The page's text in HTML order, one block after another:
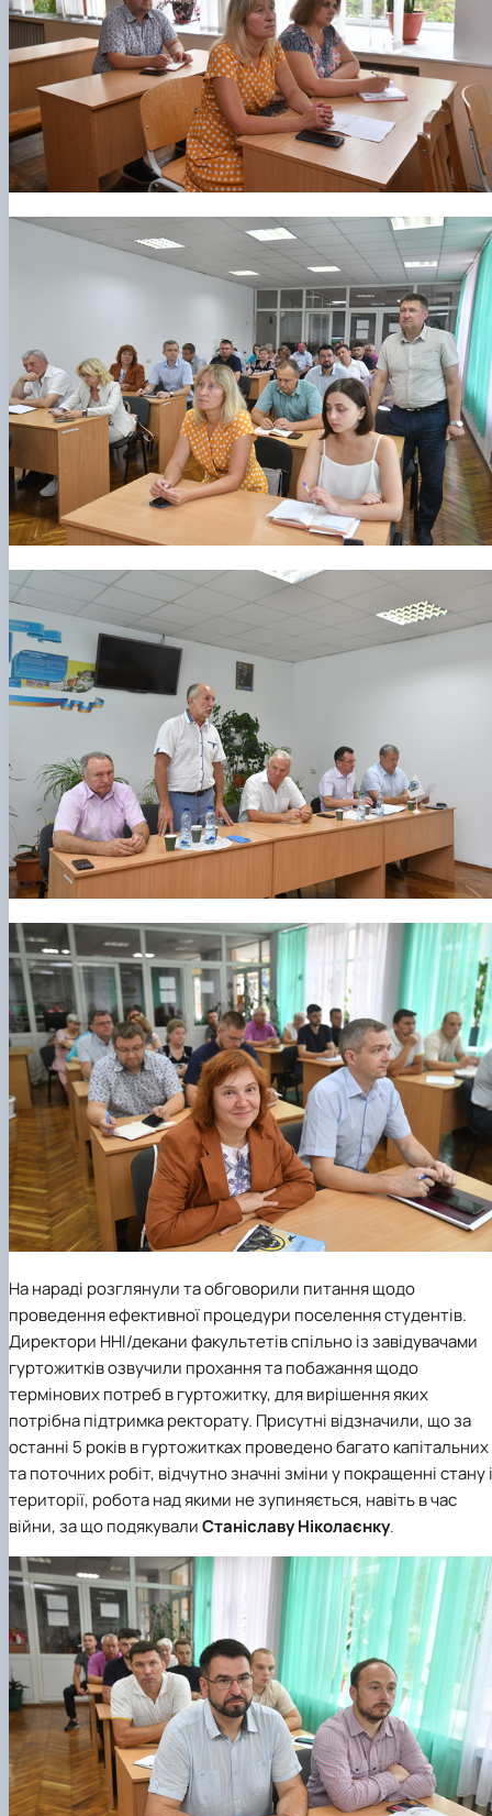
На нараді розглянули та обговорили питання щодо
проведення ефективної процедури поселення студентів.
Директори ННІ/декани факультетів спільно із завідувачами
гуртожитків озвучили прохання та побажання щодо
термінових потреб в гуртожитку, для вирішення яких
потрібна підтримка ректорату. Присутні відзначили, що за
останні 5 років в гуртожитках проведено багато капітальних
та поточних робіт, відчутно значні зміни у покращенні стану і
території, робота над якими не зупиняється, навіть в час
війни, за що подякувалиСтаніславу Ніколаєнку.